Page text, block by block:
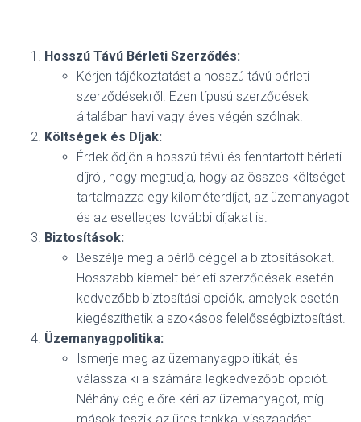
Hosszú Távú Bérleti Szerződés:
Kérjen tájékoztatást a hosszú távú bérleti
szerződésekről. Ezen típusú szerződések
általában havi vagy éves végén szólnak.
Költségek és Díjak:
Érdeklődjön a hosszú távú és fenntartott bérleti
díjról, hogy megtudja, hogy az összes költséget
tartalmazza egy kilométerdíjat, az üzemanyagot
és az esetleges további díjakat is.
Biztosítások:
Beszélje meg a bérlő céggel a biztosításokat.
Hosszabb kiemelt bérleti szerződések esetén
kedvezőbb biztosítási opciók, amelyek esetén
kiegészíthetik a szokásos felelősségbiztosítást.
Üzemanyagpolitika:
Ismerje meg az üzemanyagpolitikát, és
válassza ki a számára legkedvezőbb opciót.
Néhány cég előre kéri az üzemanyagot, míg
mások teszik az üres tankkal visszaadást.